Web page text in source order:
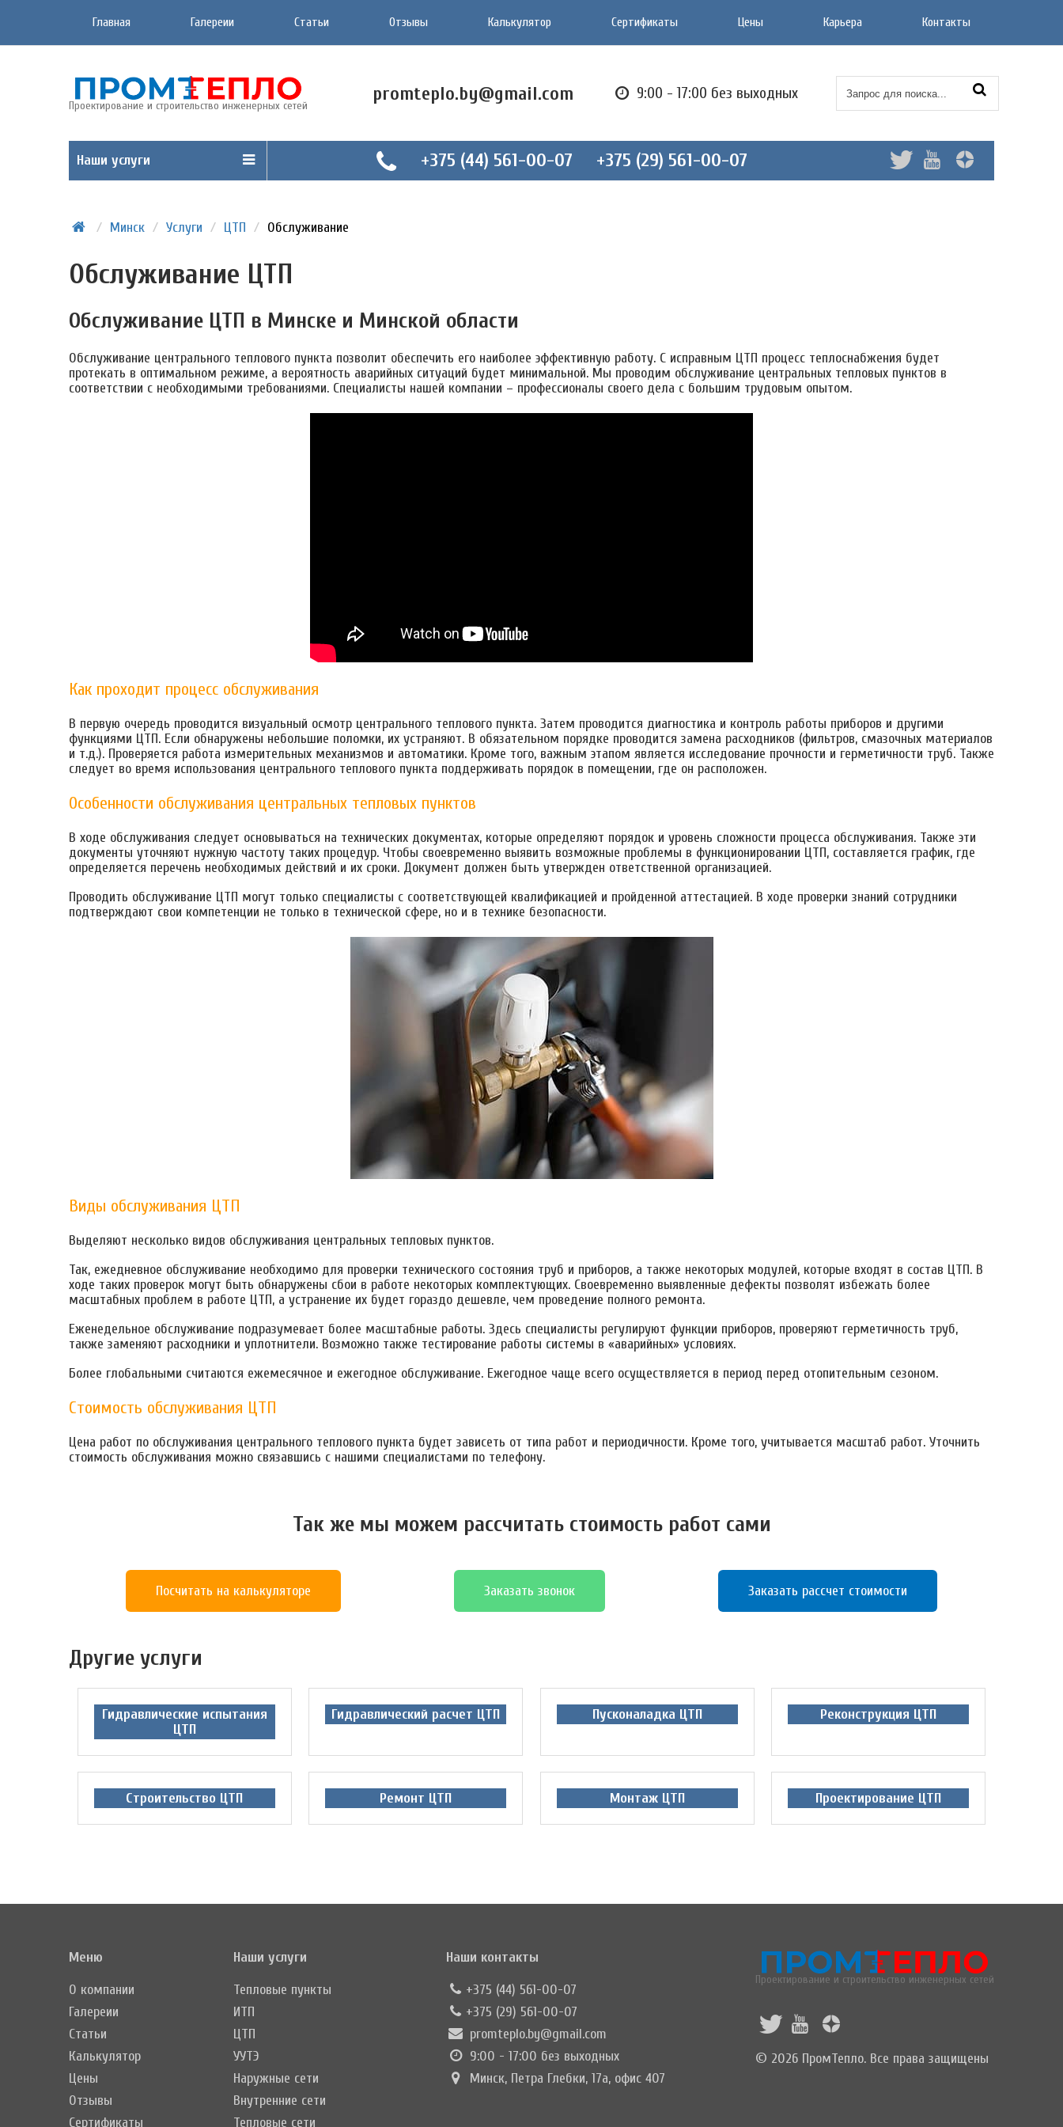
Главная Галереии Статьи Отзывы Калькулятор Сертификаты Цены Карьера Контакты
Проектирование и строительство инженерных сетей
promteplo.by@gmail.com 9:00 - 17:00 без выходных
Наши услуги +375 (44) 561-00-07 +375 (29) 561-00-07
/ Минск / Услуги / ЦТП / Обслуживание
Обслуживание ЦТП
Обслуживание ЦТП в Минске и Минской области
Обслуживание центрального теплового пункта позволит обеспечить его наиболее эффективную работу. С исправным ЦТП процесс теплоснабжения будет
протекать в оптимальном режиме, а вероятность аварийных ситуаций будет минимальной. Мы проводим обслуживание центральных тепловых пунктов в
соответствии с необходимыми требованиями. Специалисты нашей компании – профессионалы своего дела с большим трудовым опытом.
Как проходит процесс обслуживания
В первую очередь проводится визуальный осмотр центрального теплового пункта. Затем проводится диагностика и контроль работы приборов и другими
функциями ЦТП. Если обнаружены небольшие поломки, их устраняют. В обязательном порядке проводится замена расходников (фильтров, смазочных материалов
и т.д.). Проверяется работа измерительных механизмов и автоматики. Кроме того, важным этапом является исследование прочности и герметичности труб. Также
следует во время использования центрального теплового пункта поддерживать порядок в помещении, где он расположен.
Особенности обслуживания центральных тепловых пунктов
В ходе обслуживания следует основываться на технических документах, которые определяют порядок и уровень сложности процесса обслуживания. Также эти
документы уточняют нужную частоту таких процедур. Чтобы своевременно выявить возможные проблемы в функционировании ЦТП, составляется график, где
определяется перечень необходимых действий и их сроки. Документ должен быть утвержден ответственной организацией.
Проводить обслуживание ЦТП могут только специалисты с соответствующей квалификацией и пройденной аттестацией. В ходе проверки знаний сотрудники
подтверждают свои компетенции не только в технической сфере, но и в технике безопасности.
Виды обслуживания ЦТП
Выделяют несколько видов обслуживания центральных тепловых пунктов.
Так, ежедневное обслуживание необходимо для проверки технического состояния труб и приборов, а также некоторых модулей, которые входят в состав ЦТП. В
ходе таких проверок могут быть обнаружены сбои в работе некоторых комплектующих. Своевременно выявленные дефекты позволят избежать более
масштабных проблем в работе ЦТП, а устранение их будет гораздо дешевле, чем проведение полного ремонта.
Еженедельное обслуживание подразумевает более масштабные работы. Здесь специалисты регулируют функции приборов, проверяют герметичность труб,
также заменяют расходники и уплотнители. Возможно также тестирование работы системы в «аварийных» условиях.
Более глобальными считаются ежемесячное и ежегодное обслуживание. Ежегодное чаще всего осуществляется в период перед отопительным сезоном.
Стоимость обслуживания ЦТП
Цена работ по обслуживания центрального теплового пункта будет зависеть от типа работ и периодичности. Кроме того, учитывается масштаб работ. Уточнить
стоимость обслуживания можно связавшись с нашими специалистами по телефону.
Так же мы можем расcчитать стоимость работ сами
Посчитать на калькуляторе Заказать звонок Заказать рассчет стоимости
Другие услуги
Гидравлические испытания
ЦТП
Гидравлический расчет ЦТП Пусконаладка ЦТП Реконструкция ЦТП
Строительство ЦТП Ремонт ЦТП Монтаж ЦТП Проектирование ЦТП
Меню
О компании
Галереии
Статьи
Калькулятор
Цены
Отзывы
Сертификаты
Наши услуги
Тепловые пункты
ИТП
ЦТП
УУТЭ
Наружные сети
Внутренние сети
Тепловые сети
Наши контакты
+375 (44) 561-00-07
+375 (29) 561-00-07
promteplo.by@gmail.com
9:00 - 17:00 без выходных
Минск, Петра Глебки, 17а, офис 407
Проектирование и строительство инженерных сетей
© 2026 ПромТепло. Все права защищены